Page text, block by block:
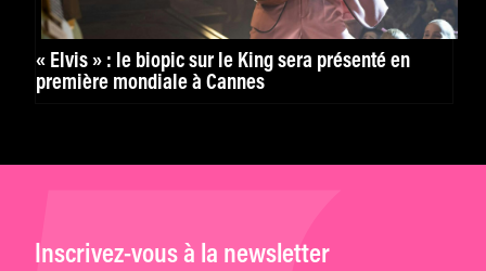
« Elvis » : le biopic sur le King sera présenté en
première mondiale à Cannes
Inscrivez-vous à la newsletter